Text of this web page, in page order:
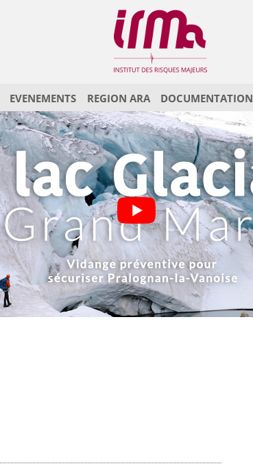
EVENEMENTS REGION ARA DOCUMENTATION